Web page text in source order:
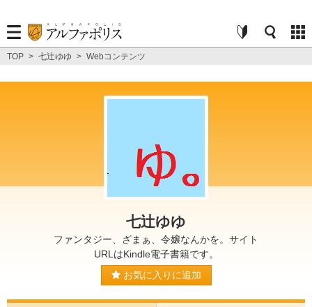
TOP > 七辻ゆゆ > Webコンテンツ
七辻ゆゆ
ファンタジー、ざまぁ、令嬢なんかを。サイト
URLはKindle電子書籍です。
お気に入りに追加